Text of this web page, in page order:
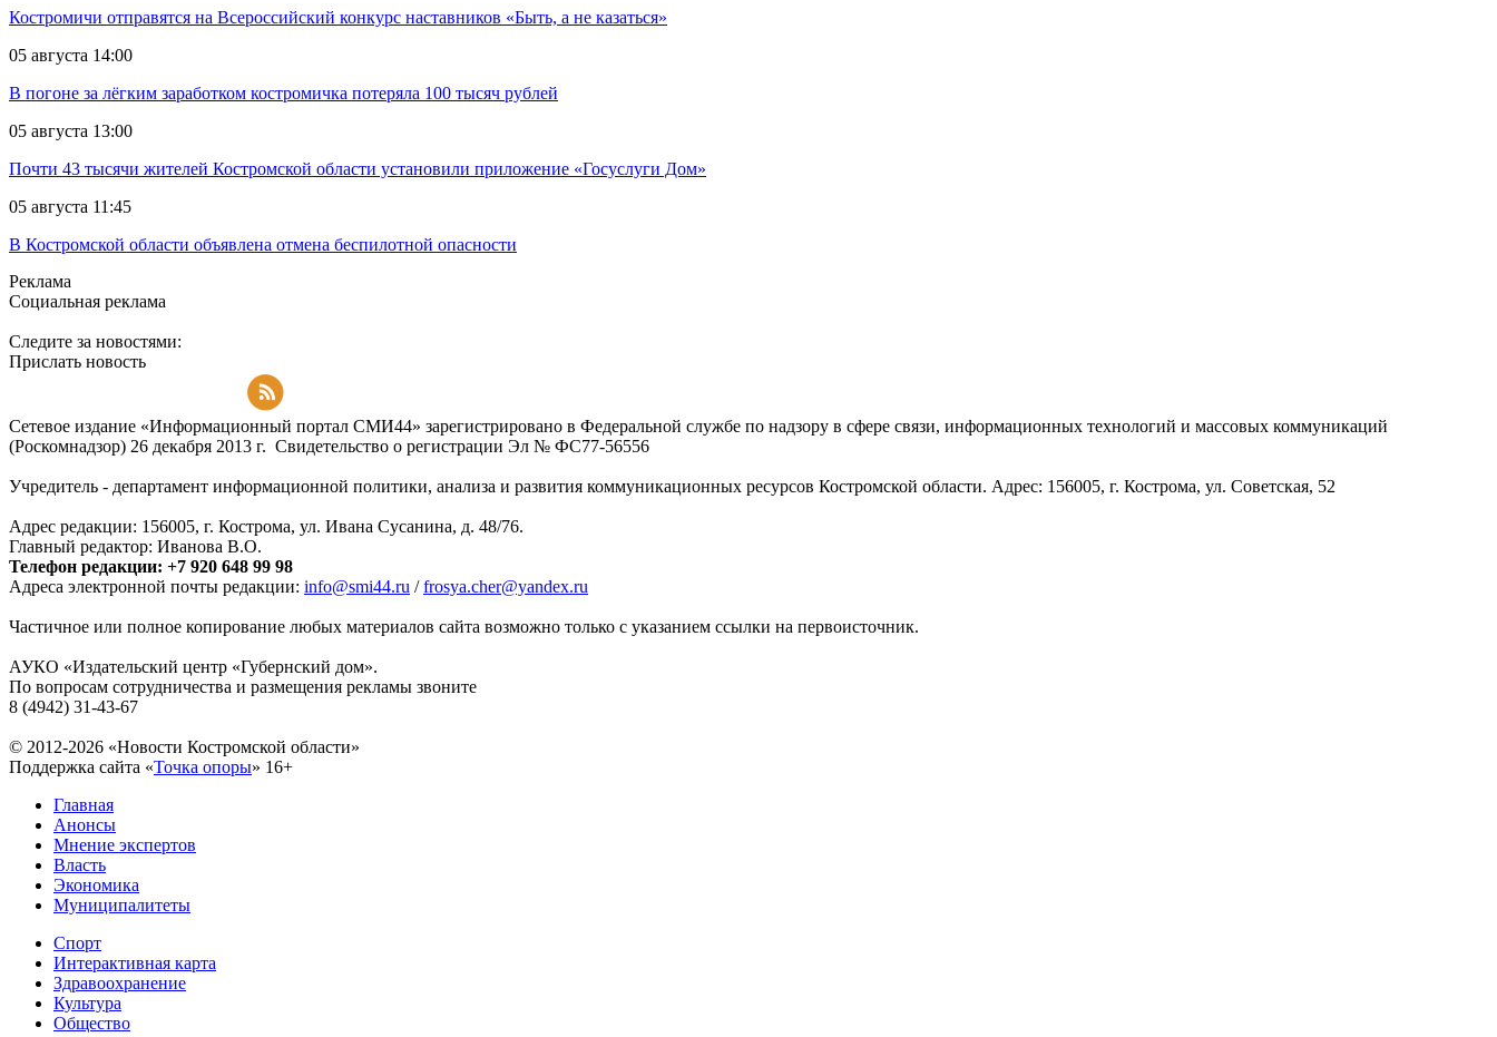
Костромичи отправятся на Всероссийский конкурс наставников «Быть, а не казаться»
05 августа 14:00
В погоне за лёгким заработком костромичка потеряла 100 тысяч рублей
05 августа 13:00
Почти 43 тысячи жителей Костромской области установили приложение «Госуслуги Дом»
05 августа 11:45
В Костромской области объявлена отмена беспилотной опасности
Реклама
Социальная реклама
Следите за новостями:
Прислать новость
Сетевое издание «Информационный портал СМИ44» зарегистрировано в Федеральной службе по надзору в сфере связи, информационных технологий и массовых коммуникаций
(Роскомнадзор) 26 декабря 2013 г. Свидетельство о регистрации Эл № ФC77-56556
Учредитель - департамент информационной политики, анализа и развития коммуникационных ресурсов Костромской области. Адрес: 156005, г. Кострома, ул. Советская, 52
Адрес редакции: 156005, г. Кострома, ул. Ивана Сусанина, д. 48/76.
Главный редактор: Иванова В.О.
Телефон редакции: +7 920 648 99 98
Адреса электронной почты редакции: info@smi44.ru /frosya.cher@yandex.ru
Частичное или полное копирование любых материалов сайта возможно только с указанием ссылки на первоисточник.
АУКО «Издательский центр «Губернский дом».
По вопросам сотрудничества и размещения рекламы звоните
8 (4942) 31-43-67
© 2012-2026 «Новости Костромской области»
Поддержка сайта «Точка опоры» 16+
Главная
Анонсы
Мнение экспертов
Власть
Экономика
Муниципалитеты
Спорт
Интерактивная карта
Здравоохранение
Культура
Общество